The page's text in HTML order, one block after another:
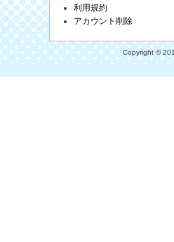
利用規約
アカウント削除
Copyright ©